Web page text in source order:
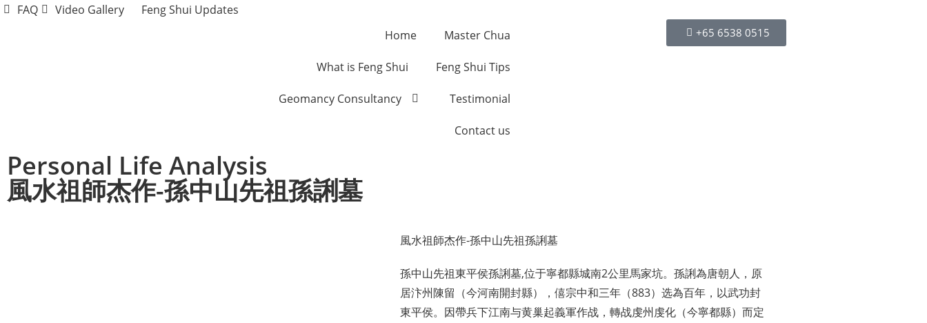
FAQ Video Gallery
Feng Shui Updates
Home
Master Chua
What is Feng Shui Feng Shui Tips
Geomancy Consultancy Testimonial
Contact us
+65 6538 0515
Personal Life Analysis
風水祖師杰作-孫中山先祖孫誗墓
風水祖師杰作-孫中山先祖孫誗墓
孫中山先祖東平侯孫誗墓,位于寧都縣城南2公里馬家坑。孫誗為唐朝人，原
居汴州陳留（今河南開封縣），僖宗中和三年（883）选為百年，以武功封
東平侯。因帶兵下江南与黄巢起義軍作战，轉战虔州虔化（今寧都縣）而定